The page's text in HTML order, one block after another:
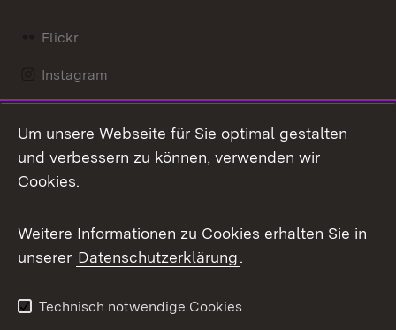
Flickr
Instagram
Mastodon
Messenger
Social Wall
X / Twitter
Youtube
Um unsere Webseite für Sie optimal gestalten
und verbessern zu können, verwenden wir
Cookies.
Weitere Informationen zu Cookies erhalten Sie in
unserer Datenschutzerklärung.
Technisch notwendige Cookies